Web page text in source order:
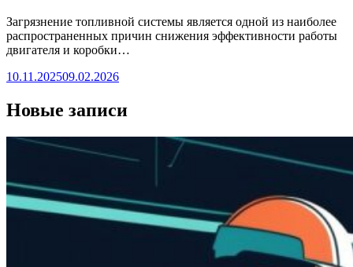
Загрязнение топливной системы является одной из наиболее
распространенных причин снижения эффективности работы
двигателя и коробки…
10.11.202509.02.2026
Новые записи